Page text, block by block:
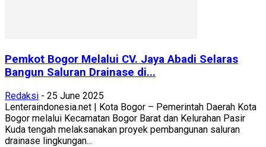
Pemkot Bogor Melalui CV. Jaya Abadi Selaras
Bangun Saluran Drainase di...
Redaksi - 25 June 2025
Lenteraindonesia.net | Kota Bogor – Pemerintah Daerah Kota
Bogor melalui Kecamatan Bogor Barat dan Kelurahan Pasir
Kuda tengah melaksanakan proyek pembangunan saluran
drainase lingkungan...